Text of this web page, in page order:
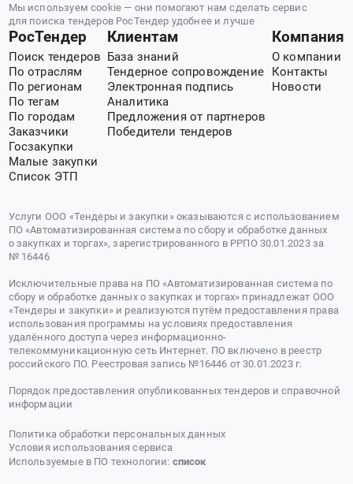
Мы используем cookie — они помогают нам сделать сервис
для поиска тендеров РосТендер удобнее и лучше
РосТендер
Поиск тендеров
По отраслям
По регионам
По тегам
По городам
Заказчики
Госзакупки
Малые закупки
Список ЭТП
Клиентам
База знаний
Тендерное сопровождение
Электронная подпись
Аналитика
Предложения от партнеров
Победители тендеров
Компания
О компании
Контакты
Новости
Услуги ООО «Тендеры и закупки» оказываются с использованием
ПО «Автоматизированная система по сбору и обработке данных
о закупках и торгах», зарегистрированного в РРПО 30.01.2023 за
№ 16446
Исключительные права на ПО «Автоматизированная система по
сбору и обработке данных о закупках и торгах» принадлежат ООО
«Тендеры и закупки» и реализуются путём предоставления права
использования программы на условиях предоставления
удалённого доступа через информационно-
телекоммуникационную сеть Интернет. ПО включено в реестр
российского ПО. Реестровая запись №16446 от 30.01.2023 г.
Порядок предоставления опубликованных тендеров и справочной
информации
Политика обработки персональных данных
Условия использования сервиса
Используемые в ПО технологии: список